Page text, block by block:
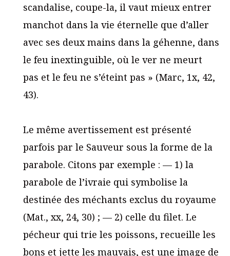
scandalise, coupe-la, il vaut mieux entrer
manchot dans la vie éternelle que d’aller
avec ses deux mains dans la géhenne, dans
le feu inextinguible, où le ver ne meurt
pas et le feu ne s’éteint pas » (Marc, 1x, 42,
43).
Le même avertissement est présenté
parfois par le Sauveur sous la forme de la
parabole. Citons par exemple : — 1) la
parabole de l’ivraie qui symbolise la
destinée des méchants exclus du royaume
(Mat., xx, 24, 30) ; — 2) celle du filet. Le
pécheur qui trie les poissons, recueille les
bons et jette les mauvais, est une image de